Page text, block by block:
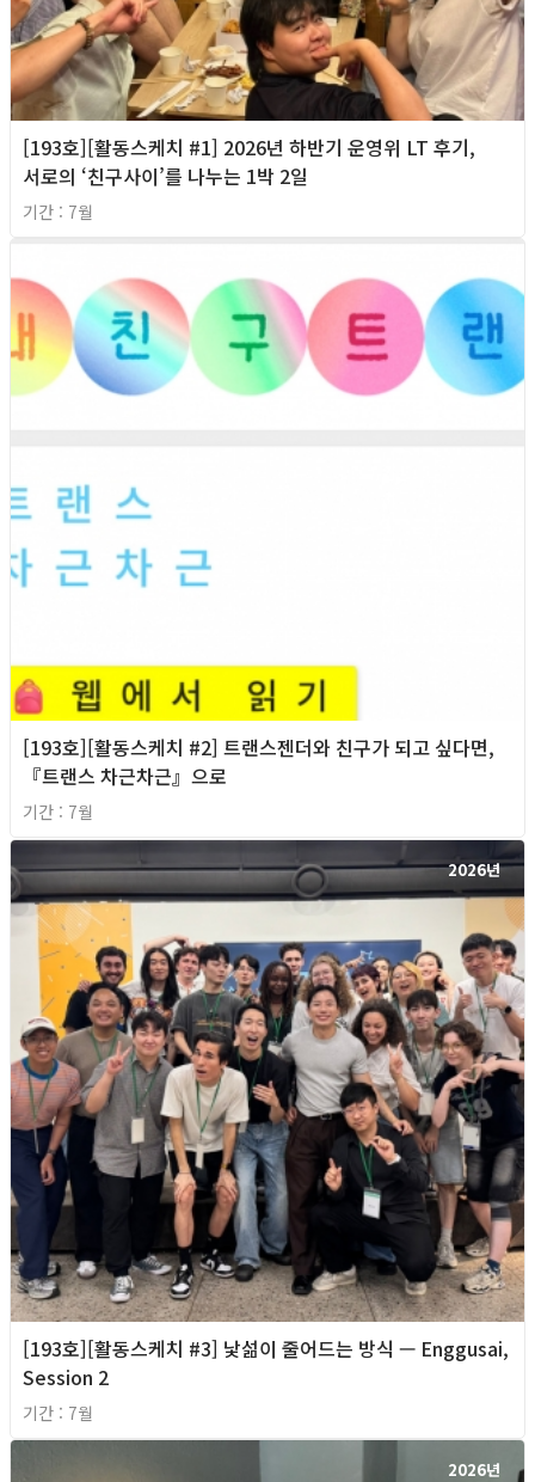
[193호][활동스케치 #1] 2026년 하반기 운영위 LT 후기,
서로의 ‘친구사이’를 나누는 1박 2일
기간 : 7월
[193호][활동스케치 #2] 트랜스젠더와 친구가 되고 싶다면,
『트랜스 차근차근』으로
기간 : 7월
2026년
[193호][활동스케치 #3] 낯섦이 줄어드는 방식 — Enggusai,
Session 2
기간 : 7월
2026년